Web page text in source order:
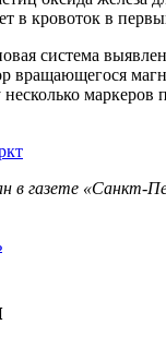
в кровоток в
сис­тема
вращающегося
маркеров
в газете «Санкт-